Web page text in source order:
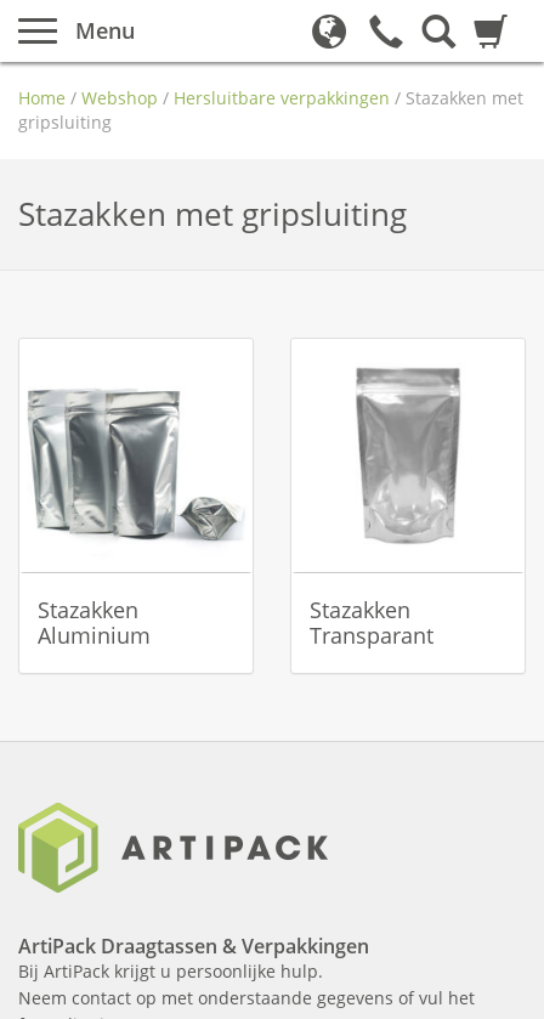
Menu
Home / Webshop / Hersluitbare verpakkingen / Stazakken met
gripsluiting
Stazakken met gripsluiting
Stazakken
Aluminium
Stazakken
Transparant
ArtiPack Draagtassen & Verpakkingen
Bij ArtiPack krijgt u persoonlijke hulp.
Neem contact op met onderstaande gegevens of vul het